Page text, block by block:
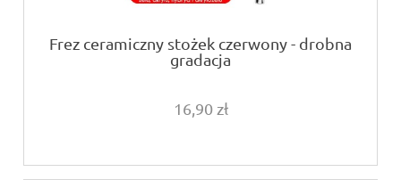
Frez ceramiczny stożek czerwony - drobna
gradacja
16,90 zł